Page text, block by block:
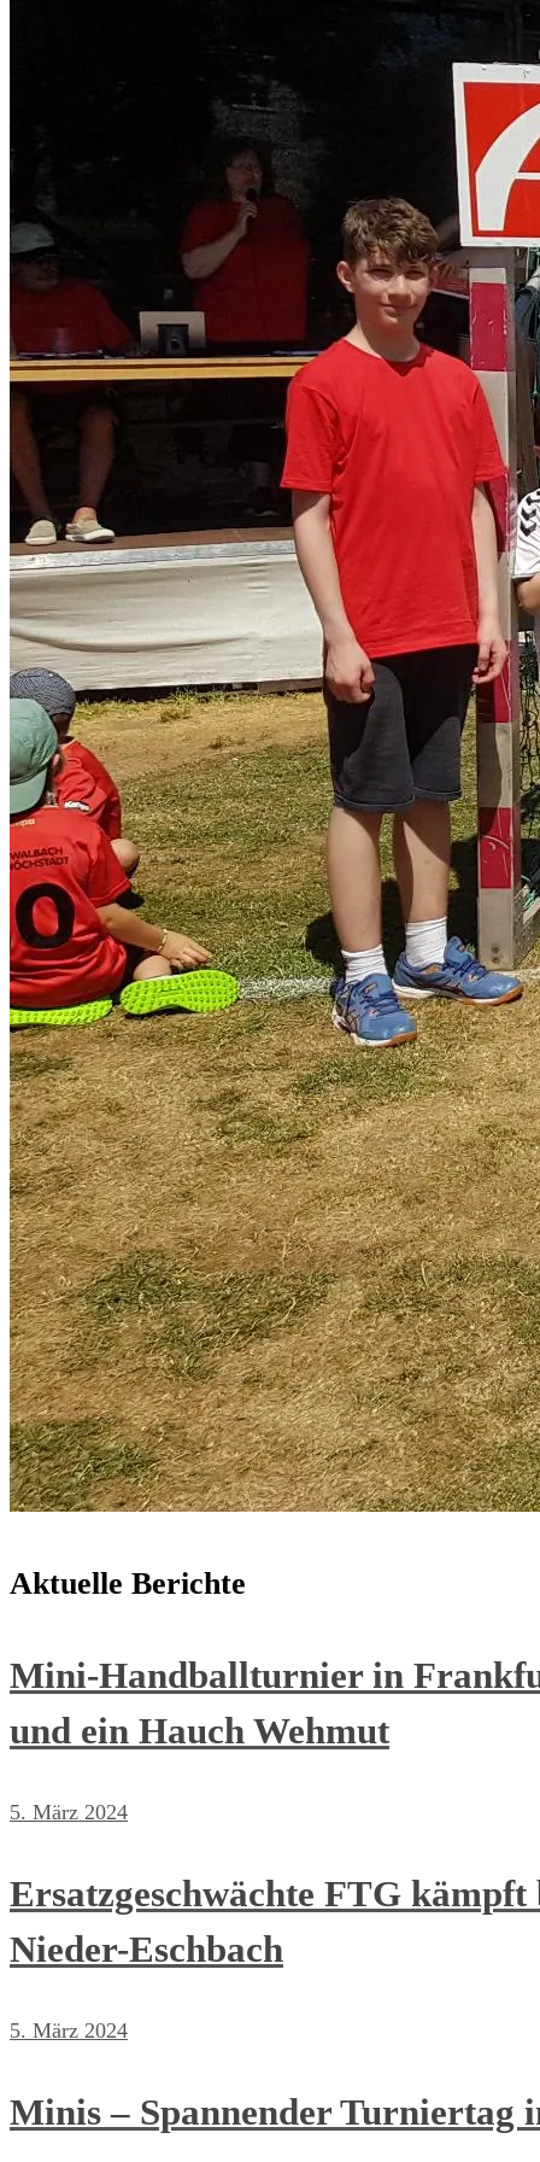
Aktuelle Berichte
Mini-Handballturnier in
und ein Hauch Wehmut
5. März 2024
Ersatzgeschwächte FTG
Nieder-Eschbach
5. März 2024
Minis – Spannender Turniertag